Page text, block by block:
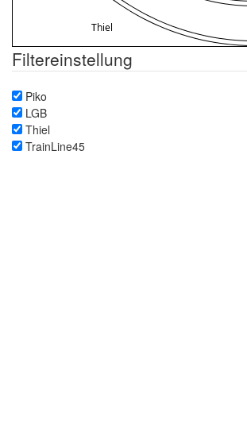
Filtereinstellung
Piko
LGB
Thiel
TrainLine45